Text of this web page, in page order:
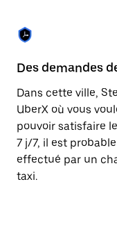
Des demandes
Dans cette ville,
UberX où vous
pouvoir satisfaire
7 j/7, il est
effectué par un
taxi.